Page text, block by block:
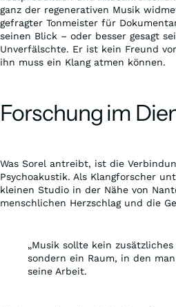
ganz der regenerativen Musik
gefragter Tonmeister für
seinen Blick – oder besser gesagt
Unverfälschte. Er ist kein Freund
ihn muss ein Klang atmen können.
Forschung im
Was Sorel antreibt, ist die
Psychoakustik. Als Klangforscher
kleinen Studio in der Nähe von
menschlichen Herzschlag und die
„Musik sollte kein
sondern ein Raum, in den
seine Arbeit.